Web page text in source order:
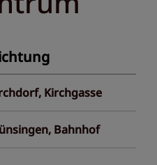
Kirchgasse
Bahnhof